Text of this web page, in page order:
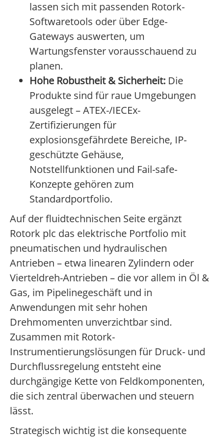
lassen sich mit passenden Rotork-
Softwaretools oder über Edge-
Gateways auswerten, um
Wartungsfenster vorausschauend zu
planen.
Hohe Robustheit & Sicherheit: Die
Produkte sind für raue Umgebungen
ausgelegt – ATEX-/IECEx-
Zertifizierungen für
explosionsgefährdete Bereiche, IP-
geschützte Gehäuse,
Notstellfunktionen und Fail-safe-
Konzepte gehören zum
Standardportfolio.
Auf der fluidtechnischen Seite ergänzt
Rotork plc das elektrische Portfolio mit
pneumatischen und hydraulischen
Antrieben – etwa linearen Zylindern oder
Vierteldreh-Antrieben – die vor allem in Öl &
Gas, im Pipelinegeschäft und in
Anwendungen mit sehr hohen
Drehmomenten unverzichtbar sind.
Zusammen mit Rotork-
Instrumentierungslösungen für Druck- und
Durchflussregelung entsteht eine
durchgängige Kette von Feldkomponenten,
die sich zentral überwachen und steuern
lässt.
Strategisch wichtig ist die konsequente